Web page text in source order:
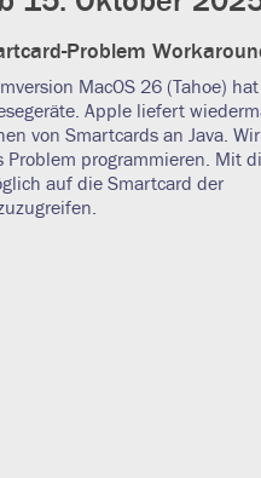
Problem
MacOS 26 (Tahoe)
Apple liefert
von Smartcards an Java.
Problem programmieren. Mit
auf die Smartcard der